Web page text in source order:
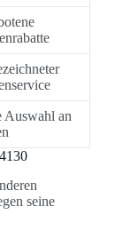
Auswahl an
seine